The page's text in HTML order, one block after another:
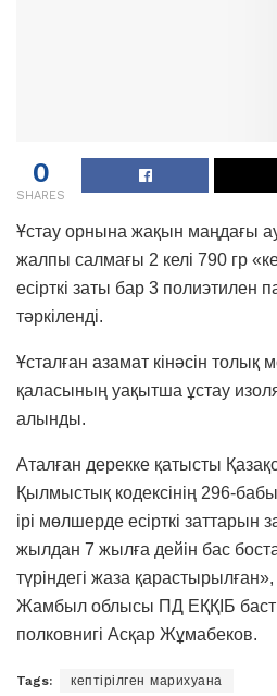
0
SHARES
Ұстау орнына жақын маңдағы
жалпы салмағы 2 келі 790 гр
есірткі заты бар 3 полиэтилен
тәркіленді.
Ұсталған азамат кінәсін
қаласының уақытша ұстау
алынды.
Аталған дерекке қатысты
Қылмыстық кодексінің 296-
ірі мөлшерде есірткі заттарын
жылдан 7 жылға дейін бас
түріндегі жаза
Жамбыл облысы ПД ЕҚҚІБ
полковнигі Асқар Жұмабеков.
Tags: кептірілген марихуана